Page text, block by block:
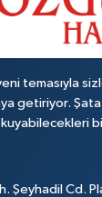
temasıyla
getiriyor.
Şeyhadil Cd.